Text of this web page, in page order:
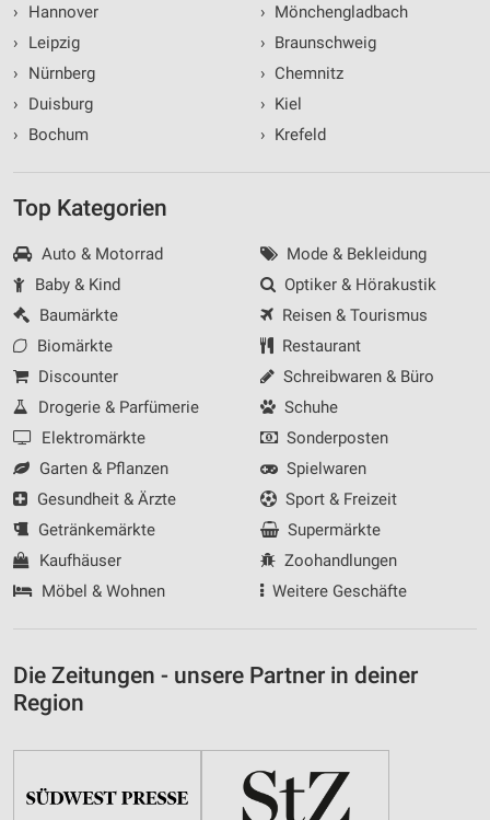
›
Hannover
›
Leipzig
›
Nürnberg
›
Duisburg
›
Bochum
› Mönchengladbach
› Braunschweig
› Chemnitz
› Kiel
› Krefeld
Top Kategorien
Auto & Motorrad
Baby & Kind
Baumärkte
Biomärkte
Discounter
Drogerie & Parfümerie
Elektromärkte
Garten & Pflanzen
Gesundheit & Ärzte
Getränkemärkte
Kaufhäuser
Möbel & Wohnen
Mode & Bekleidung
Optiker & Hörakustik
Reisen & Tourismus
Restaurant
Schreibwaren & Büro
Schuhe
Sonderposten
Spielwaren
Sport & Freizeit
Supermärkte
Zoohandlungen
Weitere Geschäfte
Die Zeitungen - unsere Partner in deiner
Region